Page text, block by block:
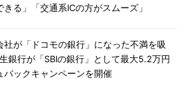
きる」「交通系ICの方がスムーズ」
社が「ドコモの銀行」になった不満を吸
銀行が「SBIの銀行」として最大5.2万円
バックキャンペーンを開催